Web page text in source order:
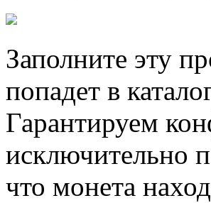
Заполните эту
попадет в
Гарантируем
исключительно
что монета